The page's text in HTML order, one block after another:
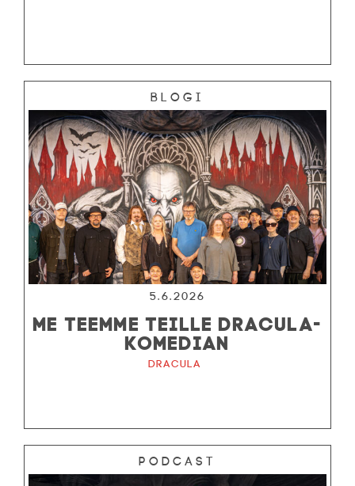
Blogi
5.6.2026
ME TEEMME TEILLE DRACULA-
KOMEDIAN
Dracula
Podcast